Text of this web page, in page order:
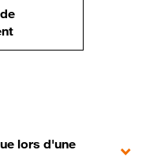
lors d'une